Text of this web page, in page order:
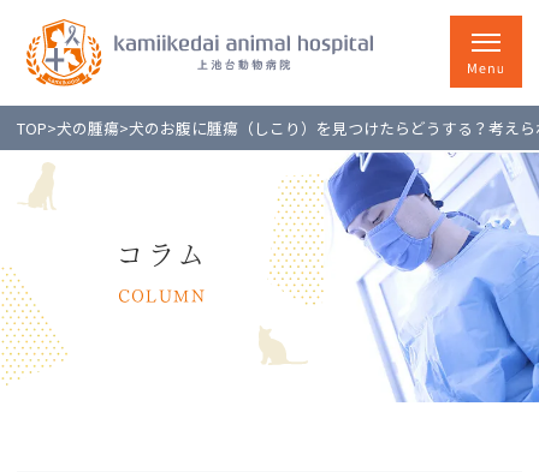
TOP>犬の腫瘍>犬のお腹に腫瘍（しこり）を見つけたらどうする？考え
コラム
COLUMN